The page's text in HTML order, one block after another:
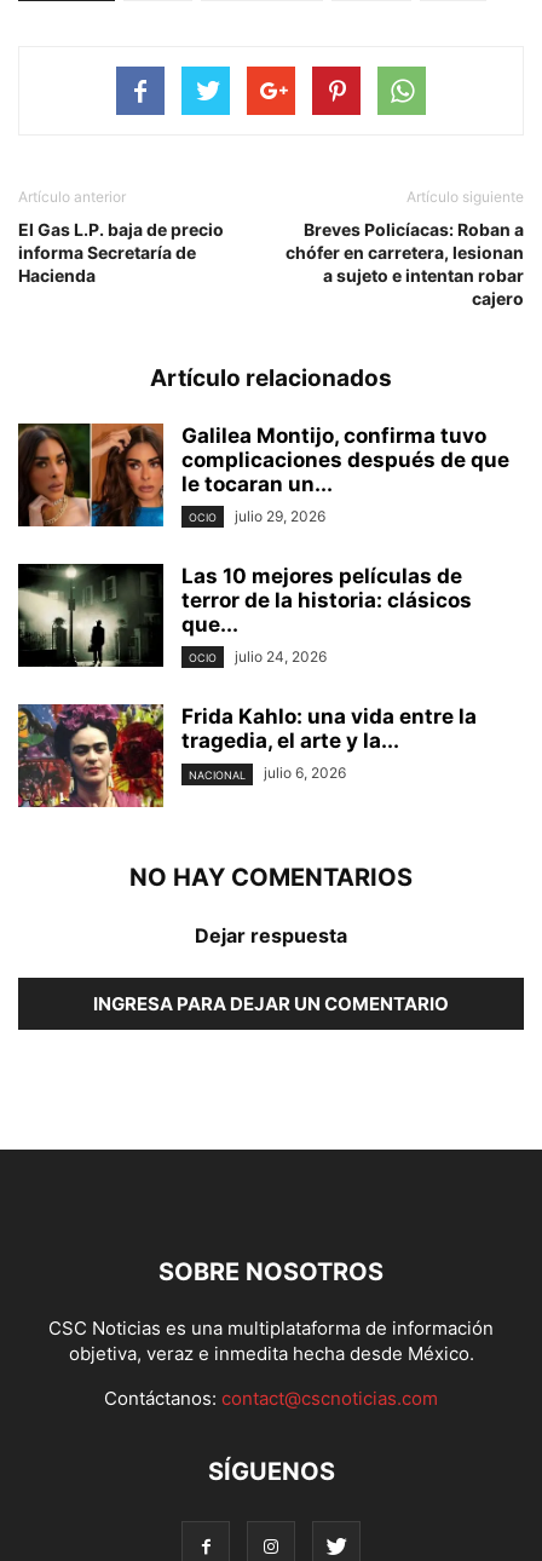
Artículo anterior
El Gas L.P. baja de precio
informa Secretaría de
Hacienda
Artículo siguiente
Breves Policíacas: Roban a
chófer en carretera, lesionan
a sujeto e intentan robar
cajero
Artículo relacionados
Galilea Montijo, confirma tuvo
complicaciones después de que
le tocaran un...
OCIO julio 29, 2026
Las 10 mejores películas de
terror de la historia: clásicos
que...
OCIO julio 24, 2026
Frida Kahlo: una vida entre la
tragedia, el arte y la...
NACIONAL julio 6, 2026
NO HAY COMENTARIOS
Dejar respuesta
INGRESA PARA DEJAR UN COMENTARIO
SOBRE NOSOTROS
CSC Noticias es una multiplataforma de información
objetiva, veraz e inmedita hecha desde México.
Contáctanos: contact@cscnoticias.com
SÍGUENOS